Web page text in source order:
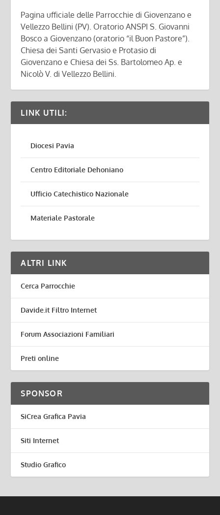
Pagina ufficiale delle Parrocchie di Giovenzano e
Vellezzo Bellini (PV). Oratorio ANSPI S. Giovanni
Bosco a Giovenzano (oratorio “il Buon Pastore”).
Chiesa dei Santi Gervasio e Protasio di
Giovenzano e Chiesa dei Ss. Bartolomeo Ap. e
Nicolò V. di Vellezzo Bellini.
LINK UTILI:
Diocesi Pavia
Centro Editoriale Dehoniano
Ufficio Catechistico Nazionale
Materiale Pastorale
ALTRI LINK
Cerca Parrocchie
Davide.it Filtro Internet
Forum Associazioni Familiari
Preti online
SPONSOR
SiCrea Grafica Pavia
Siti Internet
Studio Grafico